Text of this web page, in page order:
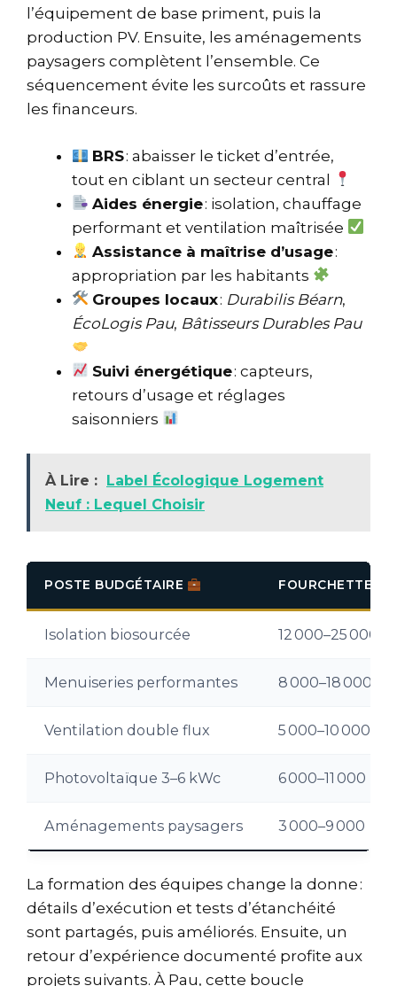
l’équipement de base priment, puis la
production PV. Ensuite, les aménagements
paysagers complètent l’ensemble. Ce
séquencement évite les surcoûts et rassure
les financeurs.
BRS: abaisser le ticket d’entrée,
tout en ciblant un secteur central
Aides énergie: isolation, chauffage
performant et ventilation maîtrisée
Assistance à maîtrise d’usage:
appropriation par les habitants
Groupes locaux: Durabilis Béarn,
ÉcoLogis Pau, Bâtisseurs Durables Pau
Suivi énergétique: capteurs,
retours d’usage et réglages
saisonniers
À Lire :
Label Écologique Logement
Neuf : Lequel Choisir
POSTE BUDGÉTAIRE FOURCHETTE
Isolation biosourcée 12 000–25 000
Menuiseries performantes 8 000–18 000
Ventilation double flux 5 000–10 000
Photovoltaïque 3–6 kWc 6 000–11 000
Aménagements paysagers 3 000–9 000
La formation des équipes change la donne :
détails d’exécution et tests d’étanchéité
sont partagés, puis améliorés. Ensuite, un
retour d’expérience documenté profite aux
projets suivants. À Pau, cette boucle